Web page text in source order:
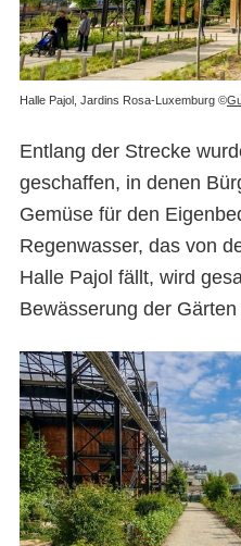
Halle Pajol, Jardins Rosa-Luxemburg ©
Entlang der Strecke
geschaffen, in denen
Gemüse für den
Regenwasser, das von
Halle Pajol fällt, wird
Bewässerung der